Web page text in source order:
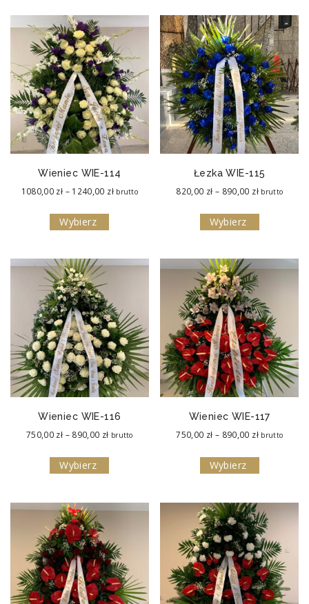
do
890,00 zł
do
890,00 zł
Wieniec WIE-114
1080,00 zł – 1240,00 złZakres
do
brutto
Wybierz
Łezka WIE-115
820,00 zł – 890,00 złZakres
do
890,00 zł
brutto
Wybierz
Wieniec WIE-116
750,00 zł – 890,00 złZakres
do
brutto
Wybierz
Wieniec WIE-117
750,00 zł – 890,00 złZakres
do
890,00 zł
brutto
Wybierz